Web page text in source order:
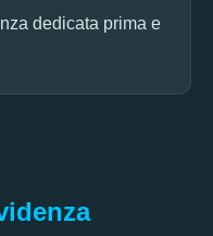
dedicata prima e